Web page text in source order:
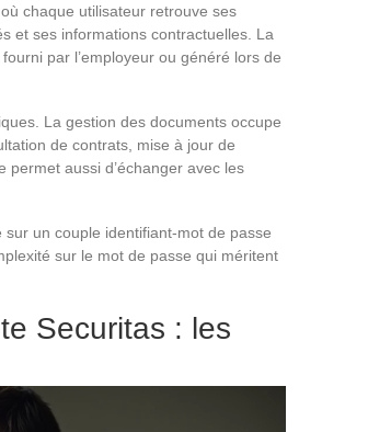
chaque utilisateur retrouve ses
et ses informations contractuelles. La
par l’employeur ou généré lors de
La gestion des documents occupe
de contrats, mise à jour de
aussi d’échanger avec les
sur un couple identifiant-mot de passe
sur le mot de passe qui méritent
Securitas : les